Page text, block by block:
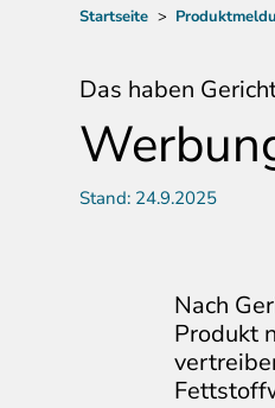
Startseite >
Das haben
Stand: 24.9.2025
Nach
Produkt